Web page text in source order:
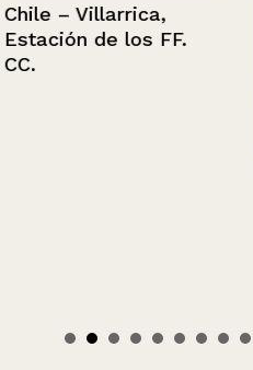
Chile – Villarrica,
Estación de los FF.
CC.